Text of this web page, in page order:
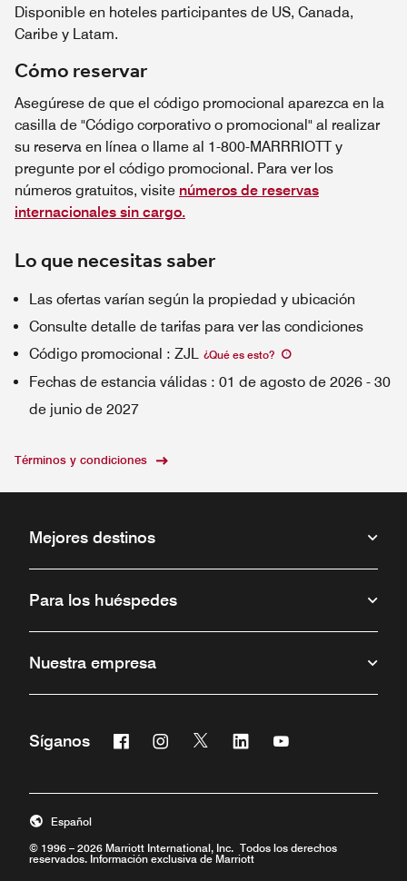
Disponible en hoteles participantes de US, Canada,
Caribe y Latam.
Cómo reservar
Asegúrese de que el código promocional aparezca en la
casilla de "Código corporativo o promocional" al realizar
su reserva en línea o llame al 1-800-MARRRIOTT y
pregunte por el código promocional. Para ver los
números gratuitos, visite números de reservas
internacionales sin cargo.
Lo que necesitas saber
Las ofertas varían según la propiedad y ubicación
Consulte detalle de tarifas para ver las condiciones
Código promocional : ZJL ¿Qué es esto?
Fechas de estancia válidas : 01 de agosto de 2026 - 30
de junio de 2027
Términos y condiciones
Mejores destinos
Para los huéspedes
Nuestra empresa
Síganos Facebook
Abre una ventana nueva
Instagram
Abre una ventana nueva
Twitter
Abre una ventana nueva
Linkedin
Abre una ventana nueva
Abre una ventana
© 1996 – 2026 Marriott International, Inc. Todos los derechos
reservados. Información exclusiva de Marriott
Español